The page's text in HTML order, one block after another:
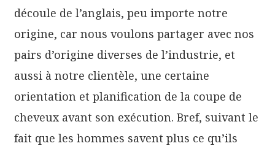
découle de l’anglais, peu importe notre
origine, car nous voulons partager avec nos
pairs d’origine diverses de l’industrie, et
aussi à notre clientèle, une certaine
orientation et planification de la coupe de
cheveux avant son exécution. Bref, suivant le
fait que les hommes savent plus ce qu’ils